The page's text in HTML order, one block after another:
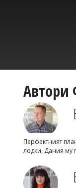
Автори
Перфектният
лодки, Дания му